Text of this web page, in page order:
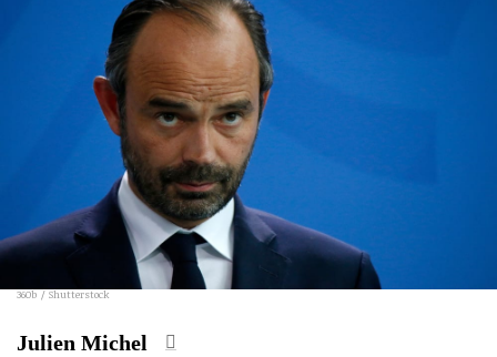
360b / Shutterstock
Julien Michel